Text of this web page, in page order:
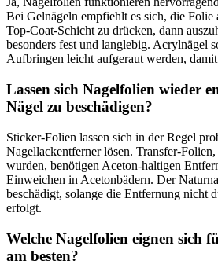
Bei Gelnägeln empfiehlt es sich, die Folie
Top-Coat-Schicht zu drücken, dann
besonders fest und langlebig. Acrylnägel
Aufbringen leicht aufgeraut werden,
Lassen sich Nagelfolien wieder
Nägel zu beschädigen?
Sticker-Folien lassen sich in der Regel
Nagellackentferner lösen. Transfer-
wurden, benötigen Aceton-haltigen
Einweichen in Acetonbädern. Der
beschädigt, solange die Entfernung nicht
erfolgt.
Welche Nagelfolien eignen sich
am besten?